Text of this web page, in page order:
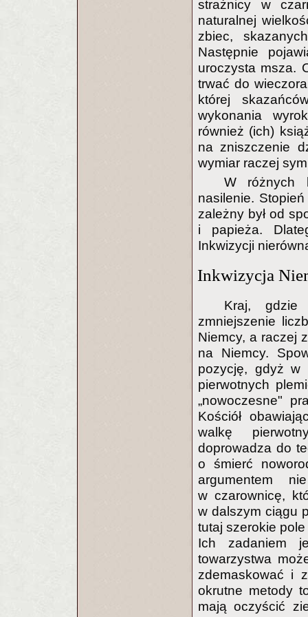
strażnicy w
naturalnej
zbiec,
Następnie
uroczysta msza.
trwać do
której
wykonania
również (ich)
na zniszczenie
wymiar raczej
W różnych
nasilenie.
zależny był od
i papieża.
Inkwizycji
Inkwizycja
Kraj, gdzie
zmniejszenie
Niemcy, a raczej
na Niemcy.
pozycję, gdyż w
pierwotnych
„nowoczesne"
Kościół
walkę
doprowadza do
o śmierć
argumentem
w czarownicę,
w dalszym ciągu
tutaj szerokie
Ich zadaniem
towarzystwa
zdemaskować i
okrutne metody
mają oczyścić